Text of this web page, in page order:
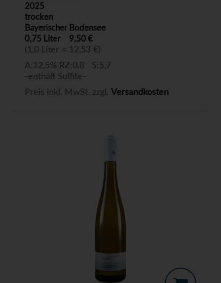
2025
trocken
Bayerischer Bodensee
0,75 Liter
9,50 €
(1,0 Liter = 12,53 €)
A:12,5% RZ:0,8 S:5,7
-enthält Sulfite-
Preis inkl. MwSt. zzgl. Versandkosten